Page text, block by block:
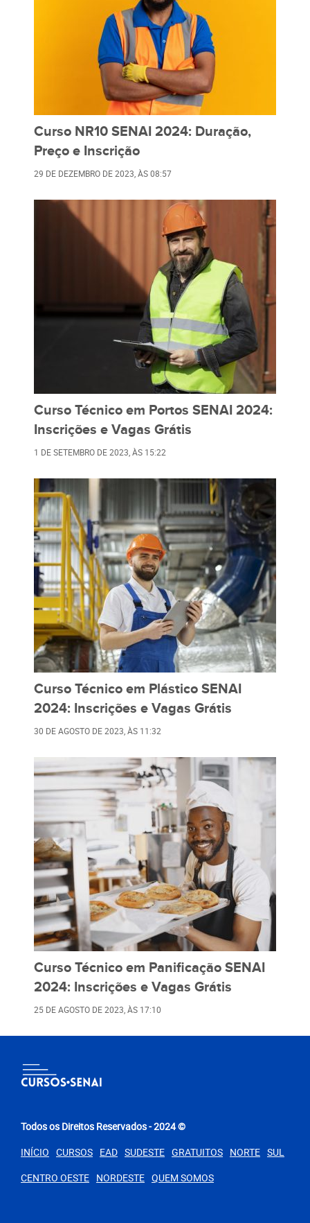
Curso NR10 SENAI 2024: Duração,
Preço e Inscrição
29 DE DEZEMBRO DE 2023 , ÀS08:57
Curso Técnico em Portos SENAI 2024:
Inscrições e Vagas Grátis
1 DE SETEMBRO DE 2023 , ÀS 15:22
Curso Técnico em Plástico SENAI
2024: Inscrições e Vagas Grátis
30 DE AGOSTO DE 2023 , ÀS 11:32
Curso Técnico em Panificação SENAI
2024: Inscrições e Vagas Grátis
25 DE AGOSTO DE 2023 , ÀS 17:10
Todos os Direitos Reservados - 2024 ©
INÍCIO CURSOS EAD SUDESTE GRATUITOS NORTE SUL
CENTRO OESTE NORDESTE QUEM SOMOS